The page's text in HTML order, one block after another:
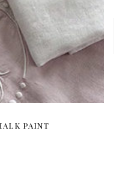
PAINT